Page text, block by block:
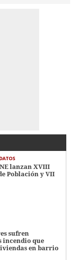
lanzan XVIII
Población y VII
sufren
incendio que
en barrio